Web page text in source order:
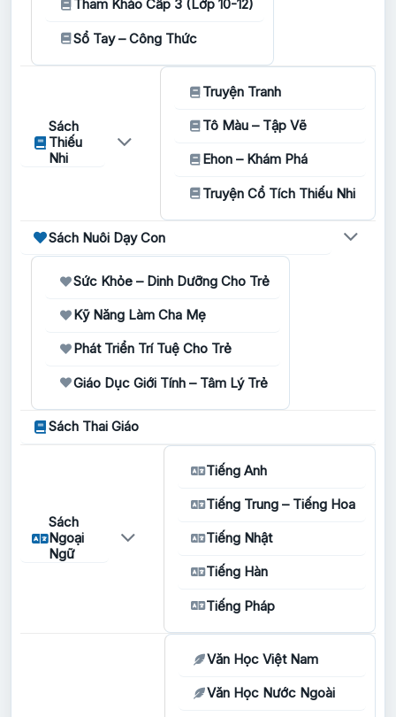
Tham Khảo Cấp 3 (Lớp 10-12)
Sổ Tay – Công Thức
Sách
Thiếu
Nhi
Truyện Tranh
Tô Màu – Tập Vẽ
Ehon – Khám Phá
Truyện Cổ Tích Thiếu Nhi
Sách Nuôi Dạy Con
Sức Khỏe – Dinh Dưỡng Cho Trẻ
Kỹ Năng Làm Cha Mẹ
Phát Triển Trí Tuệ Cho Trẻ
Giáo Dục Giới Tính – Tâm Lý Trẻ
Sách Thai Giáo
Sách
Ngoại
Ngữ
Tiếng Anh
Tiếng Trung – Tiếng Hoa
Tiếng Nhật
Tiếng Hàn
Tiếng Pháp
Văn Học Việt Nam
Văn Học Nước Ngoài